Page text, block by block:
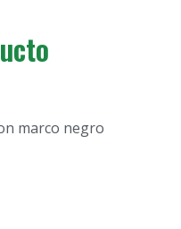
marco negro